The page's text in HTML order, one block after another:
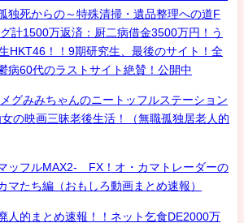
独死からの～特殊清掃・遺品整理への道F
計1500万返済：厨二病借金3500万円！う
HKT46！！9期研究生、最後のサイト！全
病60代のラストサイト絶賛！公開中
グみみちゃんのニートッフルステーション
の映画三昧老後生活！（無職孤独居老人的
ッフルMAX2- FX！オ・カマトレーダーの
たち編（おもしろ動画まとめ速報）
人的まとめ速報！！ネット乞食DE2000万